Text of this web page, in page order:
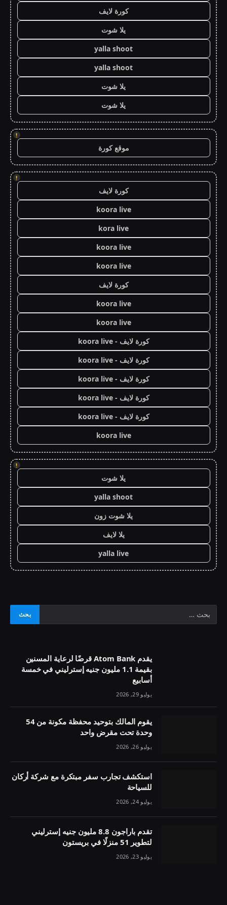
كورة لايف
يلا شوت
yalla shoot
yalla shoot
يلا شوت
يلا شوت
!
موقع كورة
!
كورة لايف
koora live
kora live
koora live
koora live
كورة لايف
koora live
koora live
كورة لايف - koora live
كورة لايف - koora live
كورة لايف - koora live
كورة لايف - koora live
كورة لايف - koora live
koora live
!
يلا شوت
yalla shoot
يلا شوت زون
يلا لايف
yalla live
يقدم Atom Bank قرضًا لرعاية المسنين
بقيمة 1.1 مليون جنيه إسترليني في خمسة
أسابيع
يوليو 29, 2026
يقوم المالك بتوحيد محفظة مكونة من 54
وحدة تحت مقرض واحد
يوليو 26, 2026
استكشف تجارب سفر مبتكرة مع شركة أركان
للسياحة
يوليو 24, 2026
تقدم باراجون 8.8 مليون جنيه إسترليني
لتطوير 51 منزلًا في بريستون
يوليو 23, 2026